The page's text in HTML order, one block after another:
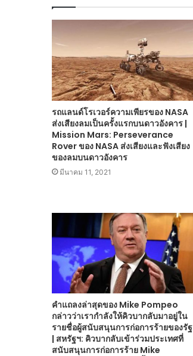
รถแลนด์โรเวอร์ความเพียรของ NASA
ส่งเสียงลมเป็นครั้งแรกบนดาวอังคาร |
Mission Mars: Perseverance
Rover ของ NASA ส่งเสียงและฟังเสียง
ของลมบนดาวอังคาร
มีนาคม 11, 2021
คำแถลงล่าสุดของ Mike Pompeo
กล่าวว่าเรากำลังให้คิวบากลับมาอยู่ใน
รายชื่อผู้สนับสนุนการก่อการร้ายของรัฐ
| สหรัฐฯ: คิวบากลับเข้าร่วมประเทศที่
สนับสนุนการก่อการร้าย Mike